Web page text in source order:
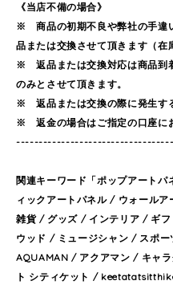
《当店不備の場合》
※ 商品の初期不良や弊社の手違
品または交換させて頂きます（在
※ 返品または交換対応は商品到
のみとさせて頂きます。
※ 返品または交換の際に発生す
※ 返金の場合はご指定の口座に
関連キーワード「ポップアート
ィックアートパネル / ウォール
雑貨 / グッズ / インテリア / ギ
ウッド / ミュージシャン / スポ
AQUAMAN / アクアマン / キャ
ト シティケット /